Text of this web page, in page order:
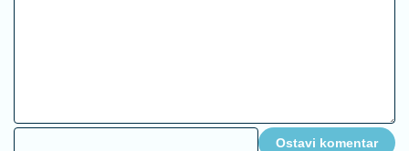
Ostavi komentar